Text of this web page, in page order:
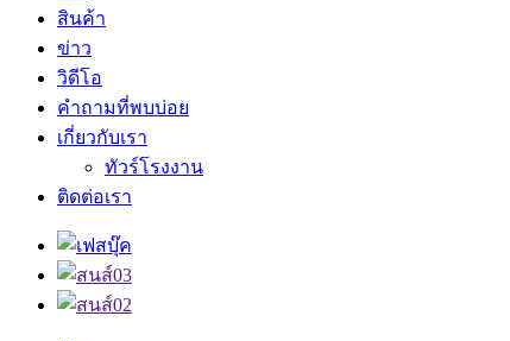
สินค้า
ข่าว
วิดีโอ
คำถามที่พบบ่อย
เกี่ยวกับเรา
ทัวร์โรงงาน
ติดต่อเรา